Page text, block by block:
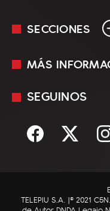
SECCIONES
En Vivo
Sociedad
C5N Autos
MÁS
Mediakit
Términos y
SEGUINOS
TELEPIU S.A. |© 2021